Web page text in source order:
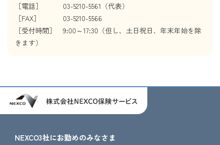
［電話］ 03-5210-5561（代表）
［FAX］ 03-5210-5566
［受付時間］ 9:00～17:30（但し、土日祝日、年末年始を除
きます）
NEXCO3社にお勤めのみなさま